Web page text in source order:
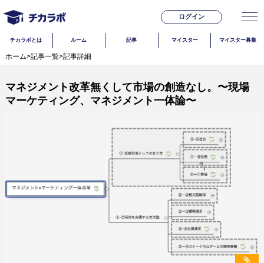
ログイン
チカラボとは ルーム 記事 マイスター マイスター募集
ホーム>記事一覧>記事詳細
マネジメント改革無くして市場の創造なし。〜現場
マーケティング、マネジメント一体論〜